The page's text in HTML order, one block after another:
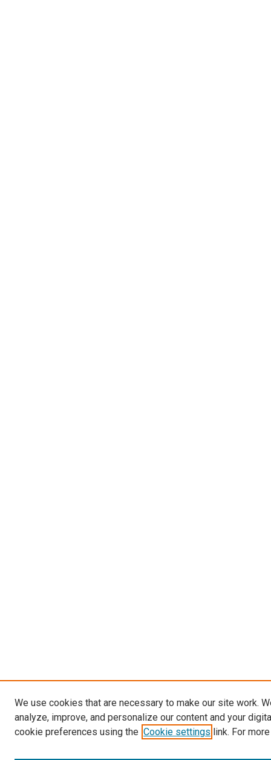
We use cookies that are necessary to make our site work.
analyze, improve, and personalize our content and your
cookie preferences using the Cookie settings link. For